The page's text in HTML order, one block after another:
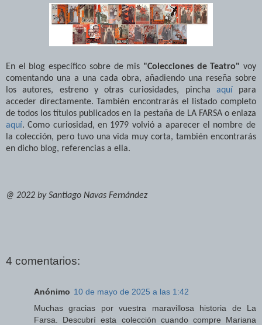
En el blog específico sobre de mis "Colecciones de Teatro" voy
comentando una a una cada obra, añadiendo una reseña sobre
los autores, estreno y otras curiosidades, pincha aquí para
acceder directamente. También encontrarás el listado completo
de todos los títulos publicados en la pestaña de LA FARSA o enlaza
aquí. Como curiosidad, en 1979 volvió a aparecer el nombre de
la colección, pero tuvo una vida muy corta, también encontrarás
en dicho blog, referencias a ella.
@ 2022 by Santiago Navas Fernández
4 comentarios:
Anónimo 10 de mayo de 2025 a las 1:42
Muchas gracias por vuestra maravillosa historia de La
Farsa. Descubrí esta colección cuando compre Mariana